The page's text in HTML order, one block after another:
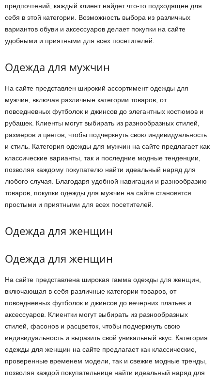
предпочтений, каждый клиент найдет что-то подходящее для
себя в этой категории. Возможность выбора из различных
вариантов обуви и аксессуаров делает покупки на сайте
удобными и приятными для всех посетителей.
Одежда для мужчин
На сайте представлен широкий ассортимент одежды для
мужчин, включая различные категории товаров, от
повседневных футболок и джинсов до элегантных костюмов и
рубашек. Клиенты могут выбирать из разнообразных стилей,
размеров и цветов, чтобы подчеркнуть свою индивидуальность
и стиль. Категория одежды для мужчин на сайте предлагает как
классические варианты, так и последние модные тенденции,
позволяя каждому покупателю найти идеальный наряд для
любого случая. Благодаря удобной навигации и разнообразию
товаров, покупки одежды для мужчин на сайте становятся
простыми и приятными для всех посетителей.
Одежда для женщин
Одежда для женщин
На сайте представлена широкая гамма одежды для женщин,
включающая в себя различные категории товаров, от
повседневных футболок и джинсов до вечерних платьев и
аксессуаров. Клиентки могут выбирать из разнообразных
стилей, фасонов и расцветок, чтобы подчеркнуть свою
индивидуальность и выразить свой уникальный вкус. Категория
одежды для женщин на сайте предлагает как классические,
проверенные временем модели, так и свежие модные тренды,
позволяя каждой покупательнице найти идеальный наряд для